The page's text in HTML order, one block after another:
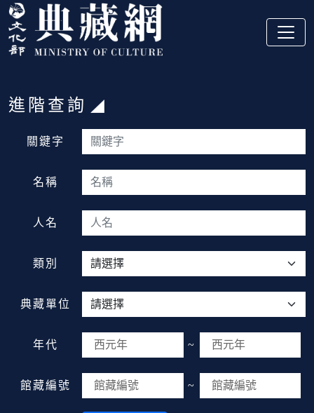
跳到主要內容
:::
:::
進階查詢
關鍵字
名稱
人名
類別
典藏單位
年代 ~
館藏編號 ~